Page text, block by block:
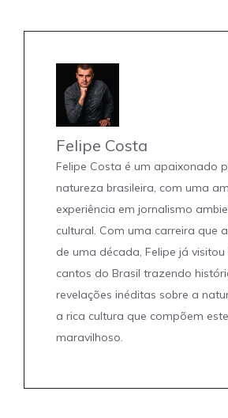
Felipe Costa
Felipe Costa é um apaixonado
natureza brasileira, com uma
experiência em jornalismo
cultural. Com uma carreira que
de uma década, Felipe já
cantos do Brasil trazendo
revelações inéditas sobre a
a rica cultura que compõem
maravilhoso.